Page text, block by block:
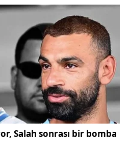
bulunan 4 kişi yaralandı.
durumu 112 Acil Çağrı
olay yerine sağlık
olay yerinde yapılan ilk
ambulanslarla
edildi. Yaralıların